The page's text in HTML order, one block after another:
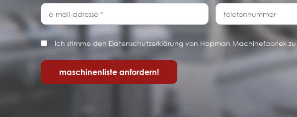
e-
mail-
adresse
*
telefonnummer
Privacybeleid
Ich stimme den Datenschutzerklärung von Hopman Machinefabriek zu